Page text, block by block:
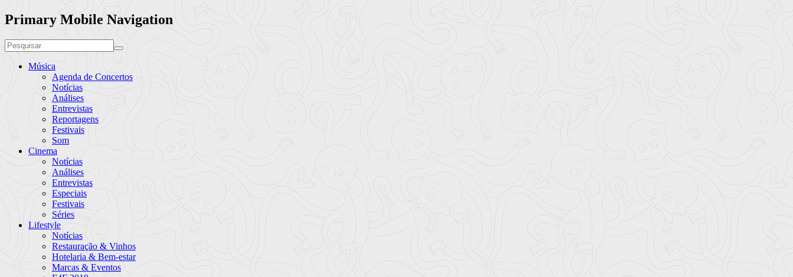
Primary Mobile Navigation
Música
Agenda de Concertos
Notícias
Análises
Entrevistas
Reportagens
Festivais
Som
Cinema
Notícias
Análises
Entrevistas
Especiais
Festivais
Séries
Lifestyle
Notícias
Restauração & Vinhos
Hotelaria & Bem-estar
Marcas & Eventos